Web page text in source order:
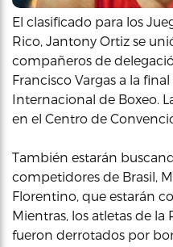
El clasificado para los
Rico, Jantony Ortiz se
compañeros de
Francisco Vargas a la
Internacional de Boxeo.
en el Centro de
También estarán
competidores de Brasil,
Florentino, que estarán
Mientras, los atletas de
fueron derrotados por